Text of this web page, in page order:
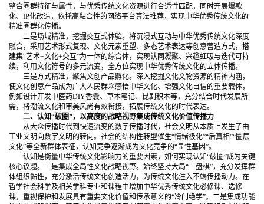
整合圈群特征与属性，与优秀传统文化资源进行合适性匹配，同时开展爆款
化、IP化改造，依托高黏合性的网络平台算法推荐，实现中华优秀传统文化的
精准圈群化传播。
二是场域精准，挖掘交互式体验。将沉浸式互动与中华优秀传统文化深度
融合，采用艺术形式复现、文化元素重塑、多态艺术表达等创意营造方式，搭
建集“艺术+文化+交互”为一体的综合体，实现认同凝聚、兴趣虹吸与迭代可持
续，利用文化符号的多元流变，全方位实现中华优秀传统文化的立体传播。
三是方式精准，聚焦文创产品孵化。深入挖掘文化文物资源的精神内涵，
使文化创意产品成为广大人民群众感悟中华文化、增强文化自信的重要载体，
例如设计开发中医药DIY香囊、草木笔记、昆剧积木等，充分结合时代发展所
需，将潮流文化和审美风尚有效衔接，拓展传统文化的时代表达。
二、认知“破圈”，以高度的战略视野集成传统文化价值传播力
从大众传播时代到快速流变的数字传播时代，社会文明从本质上发生了由
工业文明向数字文明的转向。社会的结构性转型催生“情绪极化”“后真相”“圈层
文化”等全新群体表征，认知竞争逐渐成为文化竞争的“显性基因”。
认知是衡量中华传统文化影响力的重要因素，如何实现认知“破圈”成为关键
核心议题。一是集成全局性文化战略视野。始终坚持大局“一盘棋”，充分发挥群
体组织黏性，充分激活传统文化创造活力，为传统文化注入不竭传播动力。在
哲学社会科学及相关学科专业和课程中增加中华优秀传统文化必修课、选修
课，重视保护和发展具有重要文化价值和传承意义的“冷门绝学”。二是集成功能